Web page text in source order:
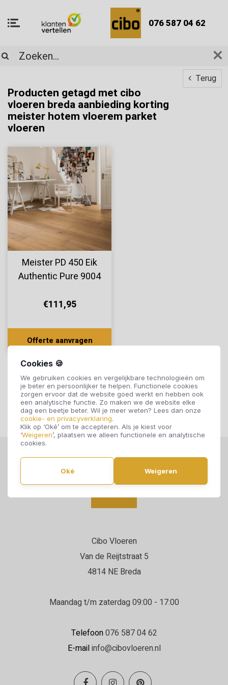
Cookies 🍪
We gebruiken cookies en vergelijkbare technologieën om
je beter en persoonlijker te helpen. Functionele cookies
zorgen ervoor dat de website goed werkt en hebben ook
een analytische functie. Zo maken we de website elke
dag een beetje beter. Wil je meer weten? Lees dan onze
cookie- en privacyverklaring.
Klik op ‘Oké’ om te accepteren. Als je kiest voor
‘Weigeren’, plaatsen we alleen functionele en analytische
cookies.
Oké Weigeren
076 587 04 62
Terug
Producten getagd met cibo
vloeren breda aanbieding korting
meister hotem vloerem parket
vloeren
Meister PD 450 Eik
Authentic Pure 9004
€111,95
Offerte aanvragen
Cibo Vloeren
Van de Reijtstraat 5
4814 NE Breda
Maandag t/m zaterdag 09:00 - 17:00
Telefoon076 587 04 62
E-mailinfo@cibovloeren.nl